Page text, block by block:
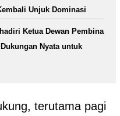
Unjuk Dominasi
Ketua Dewan Pembina
Nyata untuk
terutama pagi